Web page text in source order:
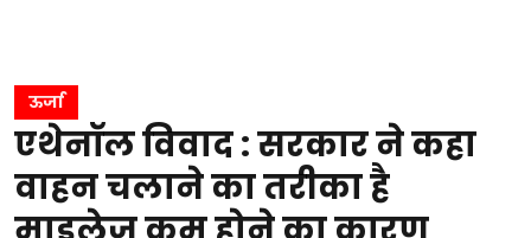
ऊर्जा
एथेनॉल विवाद : सरकार ने कहा
वाहन चलाने का तरीका है